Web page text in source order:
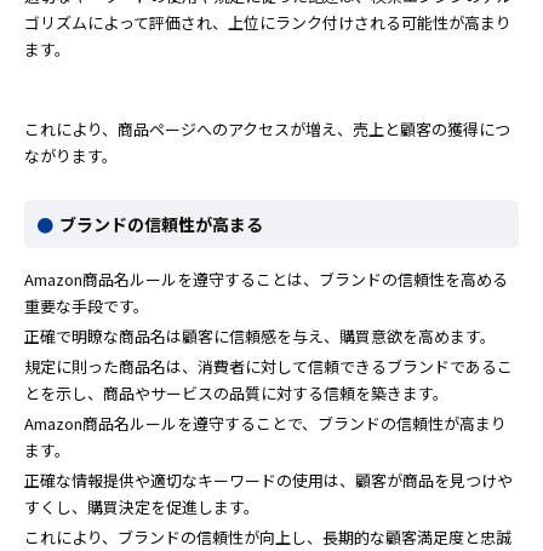
ゴリズムによって評価され、上位にランク付けされる可能性が高まり
ます。
これにより、商品ページへのアクセスが増え、売上と顧客の獲得につ
ながります。
ブランドの信頼性が高まる
Amazon商品名ルールを遵守することは、ブランドの信頼性を高める
重要な手段です。
正確で明瞭な商品名は顧客に信頼感を与え、購買意欲を高めます。
規定に則った商品名は、消費者に対して信頼できるブランドであるこ
とを示し、商品やサービスの品質に対する信頼を築きます。
Amazon商品名ルールを遵守することで、ブランドの信頼性が高まり
ます。
正確な情報提供や適切なキーワードの使用は、顧客が商品を見つけや
すくし、購買決定を促進します。
これにより、ブランドの信頼性が向上し、長期的な顧客満足度と忠誠